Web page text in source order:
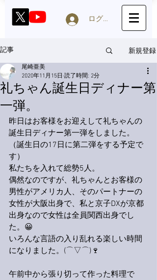
ログイン
記事 新規登録
礼ちゃん誕生日ディナー第
一弾。
尾崎亜美
2020年11月15日 読了時間: 2分
昨日はお客様をお迎えして礼ちゃんの
誕生日ディナー第一弾をしました。
（誕生日の17日に第二弾をする予定で
す）
私たちを入れて総勢5人。
偶然なのですが、礼ちゃんとお客様の
男性がアメリカ人、そのパートナーの
女性が大阪出身で、私と京子DXが京都
出身なので女性は全員関西出身でし
た。😀
いろんな言語の入り乱れる楽しい時間
になりました。(⌒▽⌒)🍷
午前中から張り切って作った料理で